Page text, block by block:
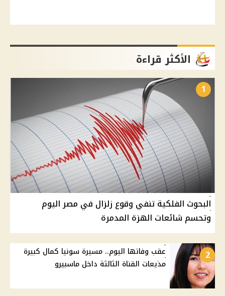
الأكثر قراءة
1
البحوث الفلكية تنفي وقوع زلزال في مصر اليوم
وتحسم شائعات الهزة المدمرة
2
عقب وفاتها اليوم.. مسيرة سونيا كمال كبيرة
مذيعات القناة الثالثة داخل ماسبيرو